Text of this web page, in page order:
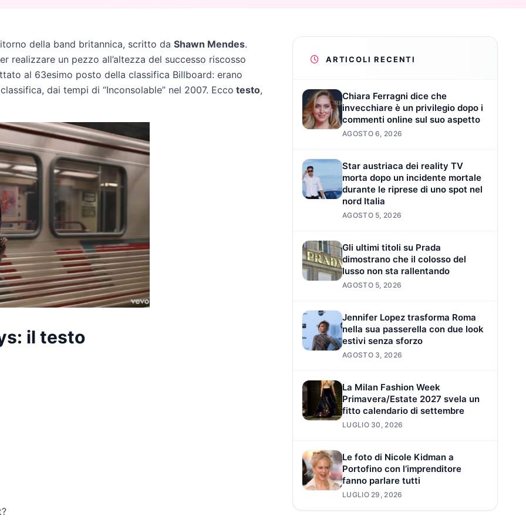
della band britannica, scritto da Shawn Mendes.
realizzare un pezzo all’altezza del successo riscosso
al 63esimo posto della classifica Billboard: erano
dai tempi di “Inconsolable” nel 2007. Ecco testo,
il testo
ARTICOLI RECENTI
Chiara Ferragni dice che
invecchiare è un privilegio dopo i
commenti online sul suo aspetto
AGOSTO 6, 2026
Star austriaca dei reality TV
morta dopo un incidente mortale
durante le riprese di uno spot nel
nord Italia
AGOSTO 5, 2026
Gli ultimi titoli su Prada
dimostrano che il colosso del
lusso non sta rallentando
AGOSTO 5, 2026
Jennifer Lopez trasforma Roma
nella sua passerella con due look
estivi senza sforzo
AGOSTO 3, 2026
La Milan Fashion Week
Primavera/Estate 2027 svela un
fitto calendario di settembre
LUGLIO 30, 2026
Le foto di Nicole Kidman a
Portofino con l’imprenditore
fanno parlare tutti
LUGLIO 29, 2026